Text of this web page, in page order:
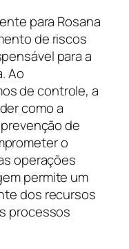
para Rosana
de riscos
para a
Ao
de controle, a
como a
de
o
operações
permite um
dos recursos
processos